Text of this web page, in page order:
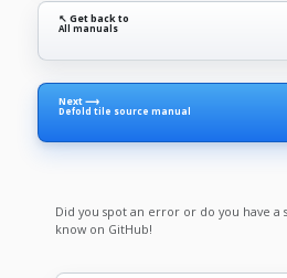
↖ Get back to
All manuals
Next ⟶
Defold tile source manual
Did you spot an error or do you have a
know on GitHub!